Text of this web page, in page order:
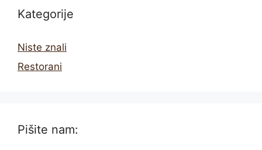
Kategorije
Niste znali
Restorani
Pišite nam: